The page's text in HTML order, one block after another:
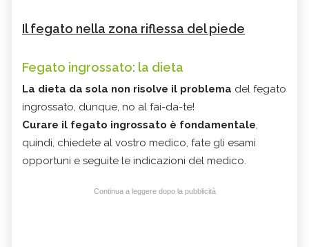
Il fegato nella zona riflessa del piede
Fegato ingrossato: la dieta
La dieta da sola non risolve il problema del fegato
ingrossato, dunque, no al fai-da-te!
Curare il fegato ingrossato è fondamentale,
quindi, chiedete al vostro medico, fate gli esami
opportuni e seguite le indicazioni del medico.
Continua a leggere dopo la pubblicità